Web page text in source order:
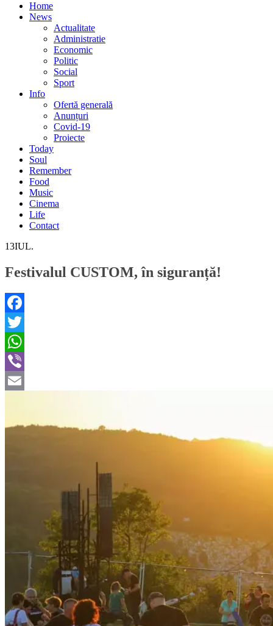
Home
News
Actualitate
Administratie
Economic
Politic
Social
Sport
Info
Ofertă generală
Anunțuri
Covid-19
Proiecte
Today
Soul
Remember
Food
Music
Cinema
Life
Contact
13IUL.
Festivalul CUSTOM, în siguranță!
Facebook
Twitter
WhatsApp
Viber